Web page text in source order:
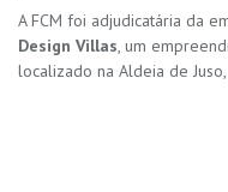
A FCM foi adjudicatária da
Design Villas, um
localizado na Aldeia de Juso,